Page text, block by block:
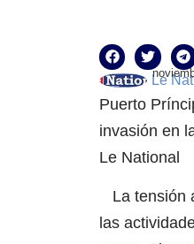
Le
Puerto
invasión en
Le
La tensión
las